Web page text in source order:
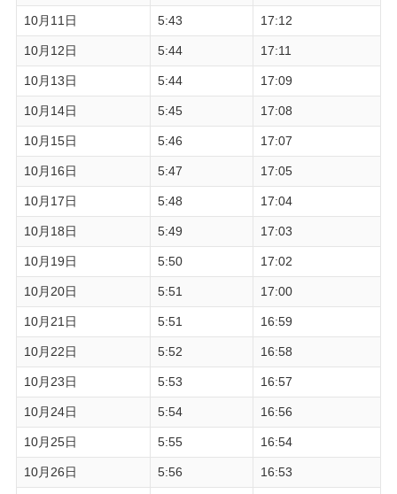
10月11日 5:43 17:12
10月12日 5:44 17:11
10月13日 5:44 17:09
10月14日 5:45 17:08
10月15日 5:46 17:07
10月16日 5:47 17:05
10月17日 5:48 17:04
10月18日 5:49 17:03
10月19日 5:50 17:02
10月20日 5:51 17:00
10月21日 5:51 16:59
10月22日 5:52 16:58
10月23日 5:53 16:57
10月24日 5:54 16:56
10月25日 5:55 16:54
10月26日 5:56 16:53